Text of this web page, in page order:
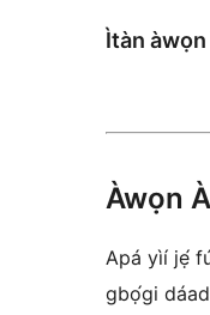
Ìtàn
Àwọn
Apá yìí jẹ́
gbọ́gi